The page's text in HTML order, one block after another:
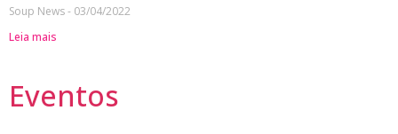
Soup News
03/04/2022
Leia mais
Eventos